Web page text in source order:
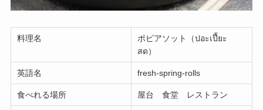
料理名
ポピアソット（ปอะเปึ้ยะ
สด）
英語名 fresh-spring-rolls
食べれる場所 屋台 食堂 レストラン